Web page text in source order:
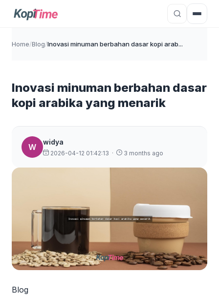
Home/Blog/Inovasi minuman berbahan dasar kopi arab...
Inovasi minuman berbahan dasar
kopi arabika yang menarik
W
widya
2026-04-12 01:42:13 · 3 months ago
Blog